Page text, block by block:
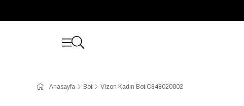
Anasayfa Bot Vizon Kadın Bot C848020002